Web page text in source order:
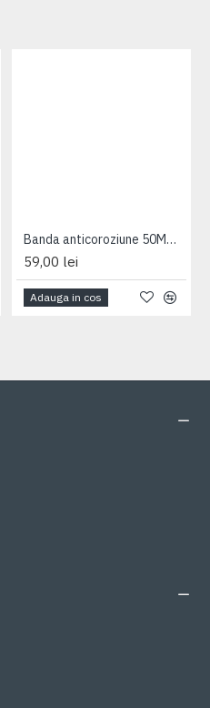
Banda anticoroziune 50MMx10M Obo Bettermann
59,00 lei
Adauga in cos